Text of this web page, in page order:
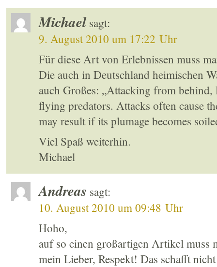
Michael sagt:
9. August 2010 um 17:22 Uhr
Für diese Art von Erlebnissen muss
Die auch in Deutschland heimischen
auch Großes: „Attacking from behind,
flying predators. Attacks often cause
may result if its plumage becomes
Viel Spaß weiterhin.
Michael
Andreas sagt:
10. August 2010 um 09:48 Uhr
Hoho,
auf so einen großartigen Artikel muss
mein Lieber, Respekt! Das schafft